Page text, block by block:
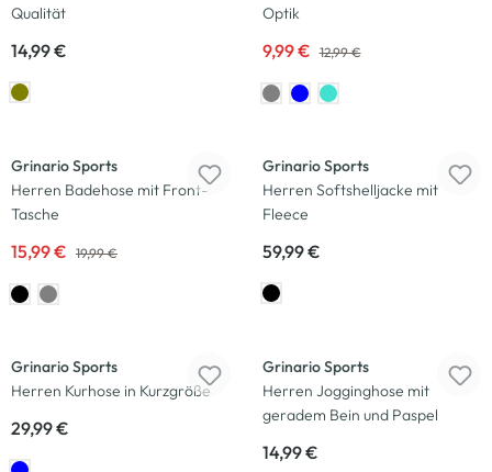
Qualität
14,99 €
Optik
9,99 € 12,99 €
Grinario Sports
Herren Badehose mit Front-
Tasche
15,99 € 19,99 €
Grinario Sports
Herren Softshelljacke mit
Fleece
59,99 €
Grinario Sports
Herren Kurhose in Kurzgröße
29,99 €
Grinario Sports
Herren Jogginghose mit
geradem Bein und Paspel
14,99 €